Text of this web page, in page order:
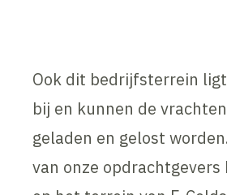
Ook dit bedrijfsterrein
bij en kunnen de
geladen en gelost
van onze opdrachtgevers